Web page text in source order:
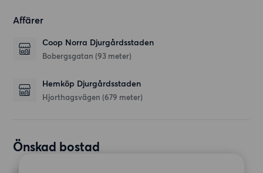
Affärer
Coop Norra Djurgårdsstaden
Bobergsgatan (93 meter)
Hemköp Djurgårdsstaden
Hjorthagsvägen (679 meter)
Önskad bostad